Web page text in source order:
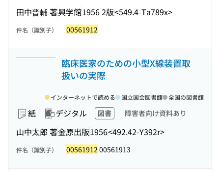
田中晋輔 著興学館1956 2版<549.4-Ta789x>
件名（識別子） 00561912
臨床医家のための小型X線装置取
扱いの実際
紙 デジタル 図書 障害者向け資料あり
山中太郎 著金原出版1956<492.42-Y392r>
インターネットで読める 国立国会図書館 全国の図書館
件名（識別子） 00561912 00561913